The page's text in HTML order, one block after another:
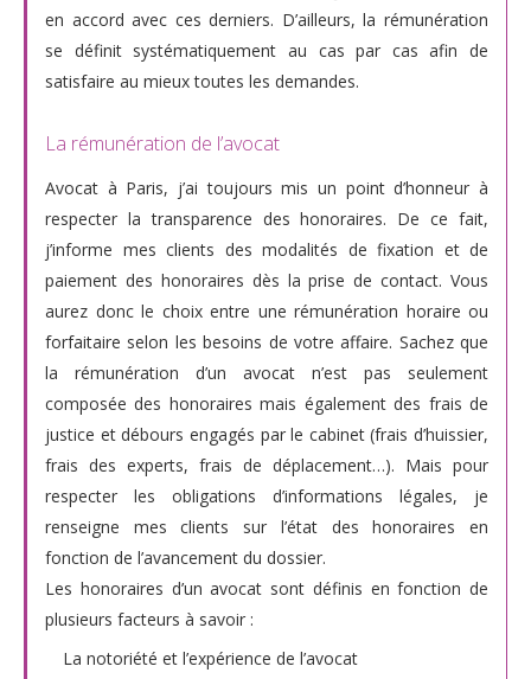
en accord avec ces derniers. D’ailleurs, la rémunération
se définit systématiquement au cas par cas afin de
satisfaire au mieux toutes les demandes.
La rémunération de l’avocat
Avocat à Paris, j’ai toujours mis un point d’honneur à
respecter la transparence des honoraires. De ce fait,
j’informe mes clients des modalités de fixation et de
paiement des honoraires dès la prise de contact. Vous
aurez donc le choix entre une rémunération horaire ou
forfaitaire selon les besoins de votre affaire. Sachez que
la rémunération d’un avocat n’est pas seulement
composée des honoraires mais également des frais de
justice et débours engagés par le cabinet (frais d’huissier,
frais des experts, frais de déplacement…). Mais pour
respecter les obligations d’informations légales, je
renseigne mes clients sur l’état des honoraires en
fonction de l’avancement du dossier.
Les honoraires d’un avocat sont définis en fonction de
plusieurs facteurs à savoir :
La notoriété et l’expérience de l’avocat